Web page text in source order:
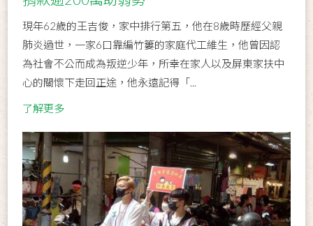
現年62歲的王吉俊，家中排行第五，他在8歲時歷經父親
肺炎過世，一家6口靠編竹簍的家庭代工維生，他曾因認
為社會不公而成為叛逆少年，所幸在家人以及屏東家扶中
心的關懷下走回正途，他永遠記得「...
了解更多